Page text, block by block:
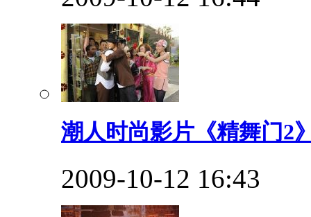
潮人时尚影片《精舞门2
2009-10-12 16:43